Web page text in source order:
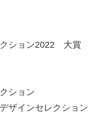
クション2022 大賞
ション
ザインセレクション